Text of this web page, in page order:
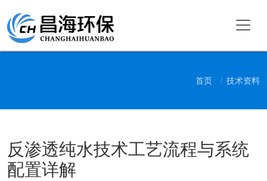
首页 技术资料
反渗透纯水技术工艺流程与系统
配置详解